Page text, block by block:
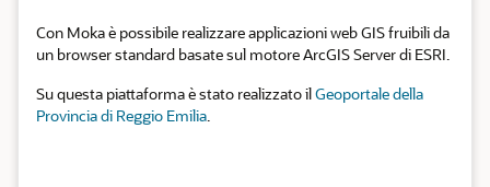
Con Moka è possibile realizzare applicazioni web GIS fruibili da
un browser standard basate sul motore ArcGIS Server di ESRI.
Su questa piattaforma è stato realizzato ilGeoportale della
Provincia di Reggio Emilia.